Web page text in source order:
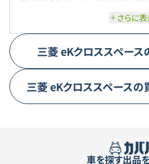
るハイブリッドシステムは、低燃費と
さらに
三菱eKクロススペース
三菱eKクロススペースの
車を探す出品